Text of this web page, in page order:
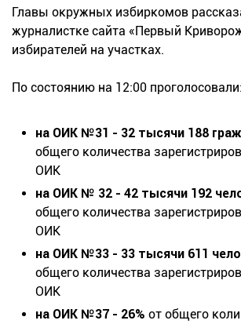
Главы окружных избиркомов
журналистке сайта «Первый
избирателей на участках.
По состоянию на 12:00 проголосовали:
на ОИК №31 - 32 тысячи 188
общего количества
ОИК
на ОИК № 32 - 42 тысячи 192
общего количества
ОИК
на ОИК №33 - 33 тысячи 611
общего количества
ОИК
на ОИК №37 - 26% от общего